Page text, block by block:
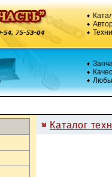
Каталог